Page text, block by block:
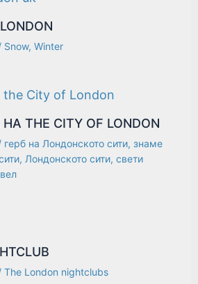
Snow,Winter
THE CITY OF LONDON
герб на Лондонското сити,знаме
,Лондонското сити,свети
The London nightclubs